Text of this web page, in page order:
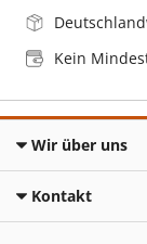
Kein
Wir über uns
Kontakt